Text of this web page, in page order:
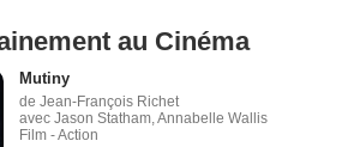
au Cinéma
Mutiny
de Jean-François Richet
avec Jason Statham, Annabelle Wallis
Film - Action